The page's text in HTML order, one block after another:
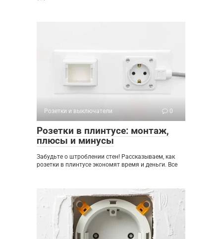
Розетки и выключатели 0
Розетки в плинтусе: монтаж,
плюсы и минусы
Забудьте о штроблении стен! Рассказываем, как
розетки в плинтусе экономят время и деньги. Все